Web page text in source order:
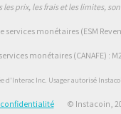
prix, les frais et les limites,
monétaires (ESM
monétaires (CANAFE) :
d'Interac Inc. Usager autorisé
© Instacoin,